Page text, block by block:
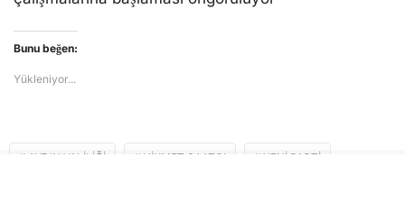
Bunu beğen:
Yükleniyor...
AYDIN VALILIĞI HIKMET SAATÇI YENI PARTI